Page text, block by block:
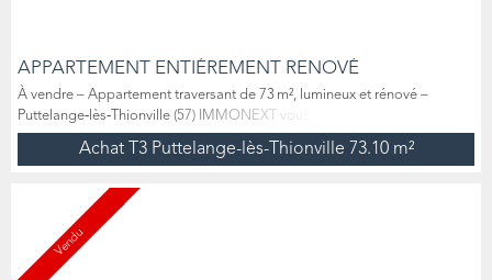
APPARTEMENT ENTIÉREMENT RENOVÉ
À vendre – Appartement traversant de 73 m², lumineux et rénové –
Puttelange‑lès‑Thionville (57) IMMONEXT vous présente ce charmant
appartement de 73 m², idéalement situé rue Pasteur à Puttelange-lès-
Thionville, à seulement 6 minutes (3,5 km) de Mondorf‑les‑Bains
de 3 lots, gérée bénévolement, ce bien traversant a été...
Achat T3 Puttelange-lès-Thionville 73.10 m²
Vendu